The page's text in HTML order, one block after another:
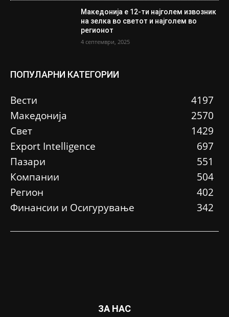
Македонија е 12-ти најголем извозник
на зелка во светот и најголем во
регионот
4 септември, 2025
ПОПУЛАРНИ КАТЕГОРИИ
Вести
4197
Македонија
2570
Свет
1429
Еxport Intelligence
697
Пазари
551
Компании
504
Регион
402
Финансии и Осигурување
342
ЗА НАС